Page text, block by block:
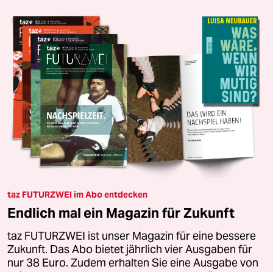
taz FUTURZWEI im Abo entdecken
Endlich mal ein Magazin für Zukunft
taz FUTURZWEI ist unser Magazin für eine bessere
Zukunft. Das Abo bietet jährlich vier Ausgaben für
nur 38 Euro. Zudem erhalten Sie eine Ausgabe von